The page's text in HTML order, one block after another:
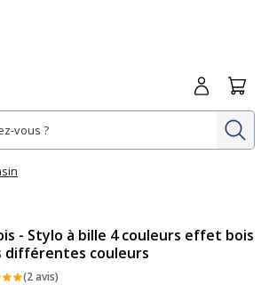
Me
- Stylo à bille 4 couleurs effet bois
différentes couleurs
(2 avis)